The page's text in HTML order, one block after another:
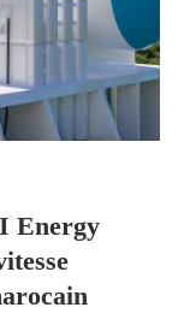
Energy